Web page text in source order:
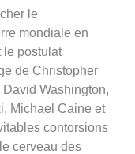
le
mondiale en
le postulat
de Christopher
Washington,
Michael Caine et
contorsions
cerveau des